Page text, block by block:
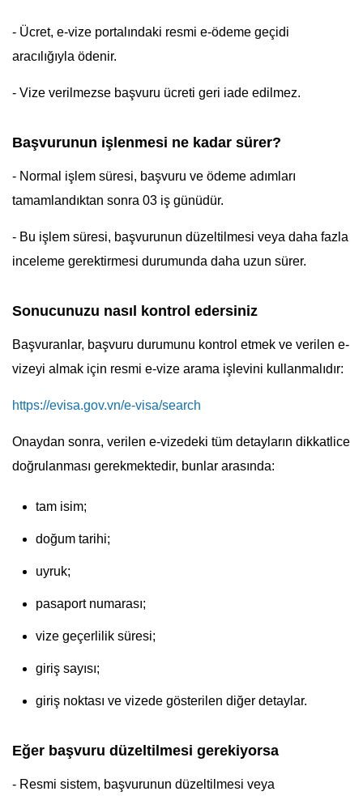
- Ücret, e-vize portalındaki resmi e-ödeme geçidi
aracılığıyla ödenir.
- Vize verilmezse başvuru ücreti geri iade edilmez.
Başvurunun işlenmesi ne kadar sürer?
- Normal işlem süresi, başvuru ve ödeme adımları
tamamlandıktan sonra 03 iş günüdür.
- Bu işlem süresi, başvurunun düzeltilmesi veya daha fazla
inceleme gerektirmesi durumunda daha uzun sürer.
Sonucunuzu nasıl kontrol edersiniz
Başvuranlar, başvuru durumunu kontrol etmek ve verilen e-
vizeyi almak için resmi e-vize arama işlevini kullanmalıdır:
https://evisa.gov.vn/e-visa/search
Onaydan sonra, verilen e-vizedeki tüm detayların dikkatlice
doğrulanması gerekmektedir, bunlar arasında:
tam isim;
doğum tarihi;
uyruk;
pasaport numarası;
vize geçerlilik süresi;
giriş sayısı;
giriş noktası ve vizede gösterilen diğer detaylar.
Eğer başvuru düzeltilmesi gerekiyorsa
- Resmi sistem, başvurunun düzeltilmesi veya